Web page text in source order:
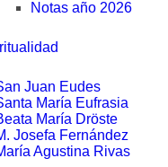
Notas año 2026
Juan Eudes
María Eufrasia
María Dröste
Josefa Fernández
Agustina Rivas